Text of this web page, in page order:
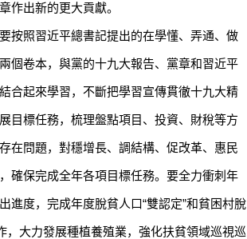
作出新的更大貢獻。
照習近平總書記提出的在學懂、弄通、做
個卷本，與黨的十九大報告、黨章和習近平
合起來學習，不斷把學習宣傳貫徹十九大精
目標任務，梳理盤點項目、投資、財稅等方
在問題，對穩增長、調結構、促改革、惠民
確保完成全年各項目標任務。要全力衝刺年
進度，完成年度脫貧人口“雙認定”和貧困村脫
，大力發展種植養殖業，強化扶貧領域巡視巡